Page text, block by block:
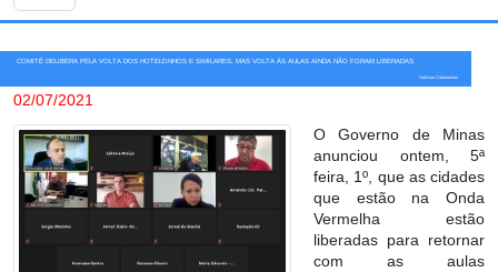
COMITÊ DELIBERA PELA VOLTA DOS HOTEIZINHOS E SIMILARES, MAS VOLTA ÀS AULAS AINDA NÃO FORAM LIBERADAS
Notícias Coronavírus
02/07/2021
O Governo de Minas
anunciou ontem, 5ª
feira, 1º, que as cidades
que estão na Onda
Vermelha estão
liberadas para retornar
com as aulas